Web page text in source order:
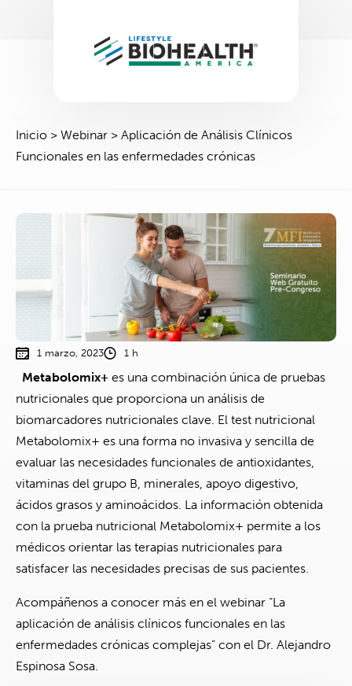
Inicio > Webinar > Aplicación de Análisis Clínicos
Funcionales en las enfermedades crónicas
1 marzo, 2023 1 h
Metabolomix+ es una combinación única de pruebas
nutricionales que proporciona un análisis de
biomarcadores nutricionales clave. El test nutricional
Metabolomix+ es una forma no invasiva y sencilla de
evaluar las necesidades funcionales de antioxidantes,
vitaminas del grupo B, minerales, apoyo digestivo,
ácidos grasos y aminoácidos. La información obtenida
con la prueba nutricional Metabolomix+ permite a los
médicos orientar las terapias nutricionales para
satisfacer las necesidades precisas de sus pacientes.
Acompáñenos a conocer más en el webinar “La
aplicación de análisis clínicos funcionales en las
enfermedades crónicas complejas” con el Dr. Alejandro
Espinosa Sosa.